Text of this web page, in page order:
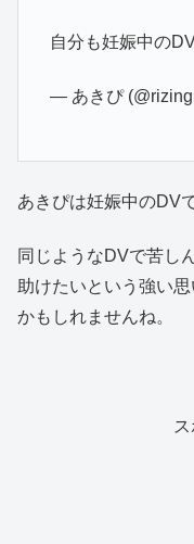
自分も妊娠中の
— あきぴ
あきぴは妊娠中のDV
同じようなDVで苦し
助けたいという強い
かもしれませんね。